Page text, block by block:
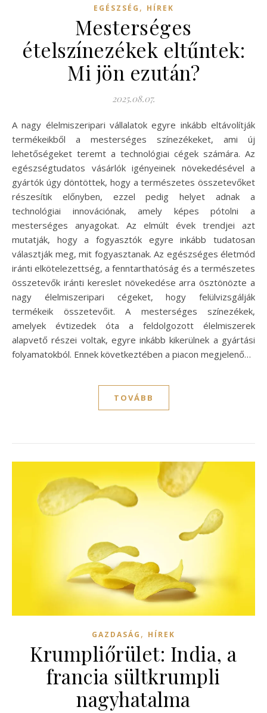
EGÉSZSÉG , HÍREK
Mesterséges
ételszínezékek eltűntek:
Mi jön ezután?
2025.08.07.
A nagy élelmiszeripari vállalatok egyre inkább eltávolítják
termékeikből a mesterséges színezékeket, ami új
lehetőségeket teremt a technológiai cégek számára. Az
egészségtudatos vásárlók igényeinek növekedésével a
gyártók úgy döntöttek, hogy a természetes összetevőket
részesítik előnyben, ezzel pedig helyet adnak a
technológiai innovációnak, amely képes pótolni a
mesterséges anyagokat. Az elmúlt évek trendjei azt
mutatják, hogy a fogyasztók egyre inkább tudatosan
választják meg, mit fogyasztanak. Az egészséges életmód
iránti elkötelezettség, a fenntarthatóság és a természetes
összetevők iránti kereslet növekedése arra ösztönözte a
nagy élelmiszeripari cégeket, hogy felülvizsgálják
termékeik összetevőit. A mesterséges színezékek,
amelyek évtizedek óta a feldolgozott élelmiszerek
alapvető részei voltak, egyre inkább kikerülnek a gyártási
folyamatokból. Ennek következtében a piacon megjelenő…
TOVÁBB
GAZDASÁG , HÍREK
Krumpliőrület: India, a
francia sültkrumpli
nagyhatalma